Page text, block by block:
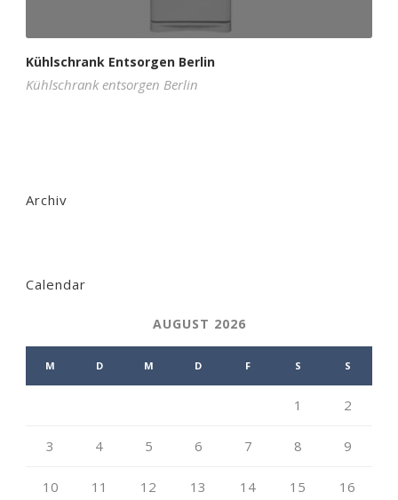
Kühlschrank Entsorgen Berlin
Kühlschrank entsorgen Berlin
Archiv
Calendar
AUGUST 2026
M D M D F S S
1 2
3 4 5 6 7 8 9
10 11 12 13 14 15 16